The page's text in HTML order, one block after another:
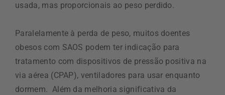
usada, mas proporcionais ao peso perdido.
Paralelamente à perda de peso, muitos doentes
obesos com SAOS podem ter indicação para
tratamento com dispositivos de pressão positiva na
via aérea (CPAP), ventiladores para usar enquanto
dormem. Além da melhoria significativa da